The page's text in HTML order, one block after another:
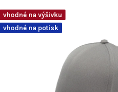
vhodné na výšivku
vhodné na potisk